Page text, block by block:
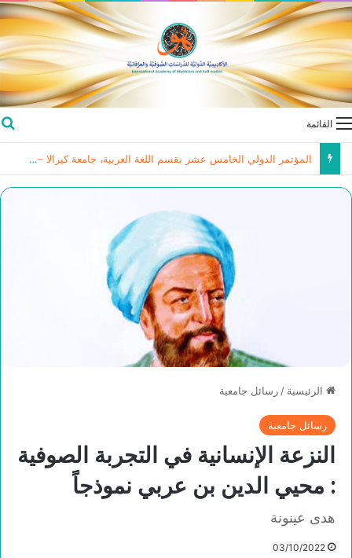
القائمة
المؤتمر الدولي الخامس عشر بقسم اللغة العربية، جامعة كيرالا – الهند
الرئيسية /رسائل جامعية
رسائل جامعية
النزعة الإنسانية في التجربة الصوفية
: محيي الدين بن عربي نموذجاً
هدى عينونة
03/10/2022